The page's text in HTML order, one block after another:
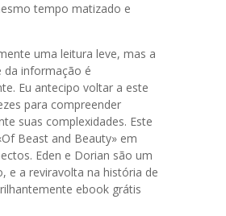
tempo matizado e
uma leitura leve, mas a
da informação é
Eu antecipo voltar a este
para compreender
suas complexidades. Este
Beast and Beauty» em
Eden e Dorian são um
e a reviravolta na história de
ebook grátis